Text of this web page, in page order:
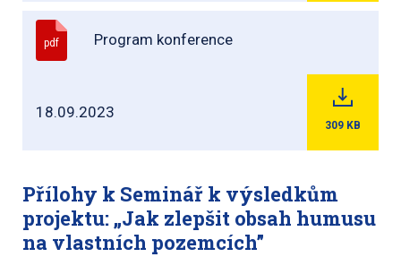
pdf Program konference
18.09.2023
309 KB
Přílohy k Seminář k výsledkům
projektu: „Jak zlepšit obsah humusu
na vlastních pozemcích”